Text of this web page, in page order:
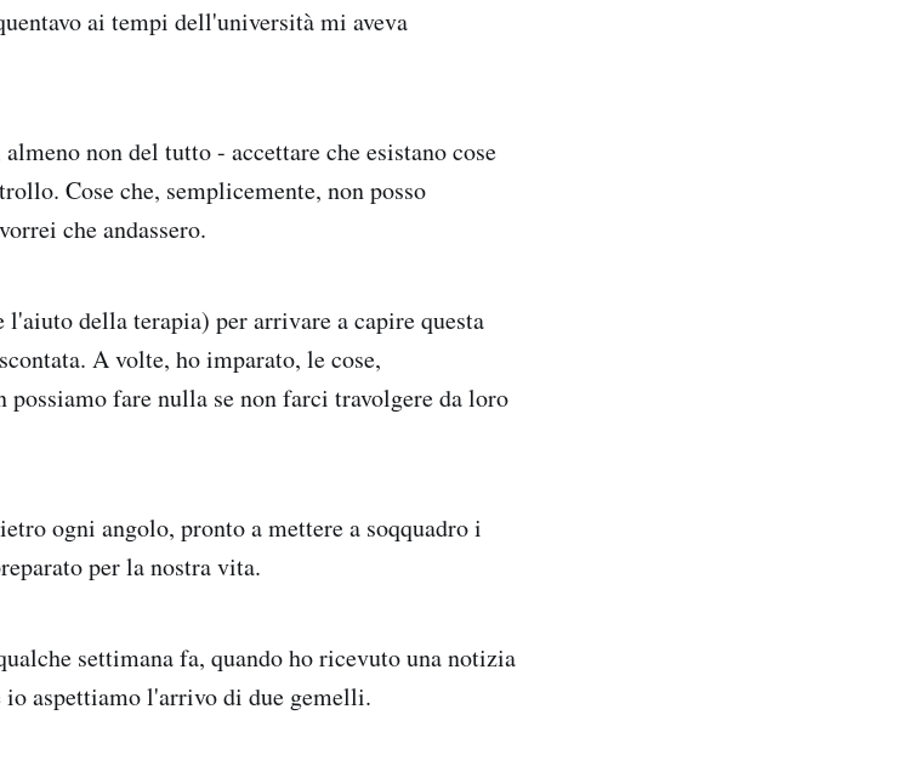
ai tempi dell'università mi aveva
non del tutto - accettare che esistano cose
Cose che, semplicemente, non posso
che andassero.
della terapia) per arrivare a capire questa
A volte, ho imparato, le cose,
possiamo fare nulla se non farci travolgere da loro
ogni angolo, pronto a mettere a soqquadro i
per la nostra vita.
settimana fa, quando ho ricevuto una notizia
io aspettiamo l'arrivo di due gemelli.